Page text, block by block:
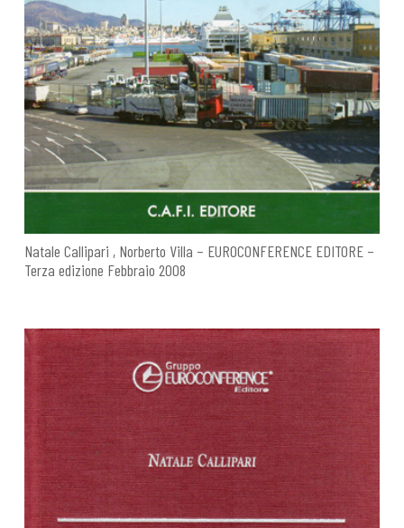
Natale Callipari , Norberto Villa – EUROCONFERENCE EDITORE –
Terza edizione Febbraio 2008